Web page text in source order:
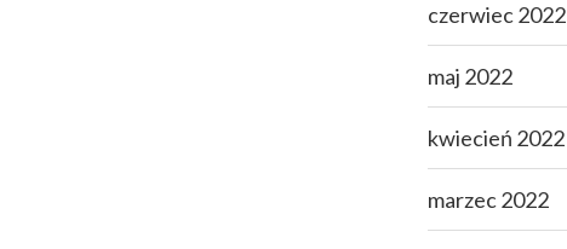
czerwiec 2022
maj 2022
kwiecień 2022
marzec 2022